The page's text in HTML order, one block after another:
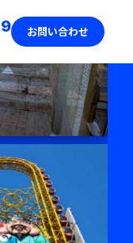
お問い合わせ